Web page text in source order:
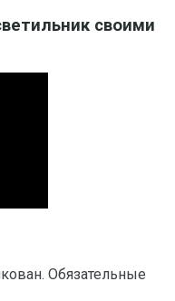
своими
Обязательные